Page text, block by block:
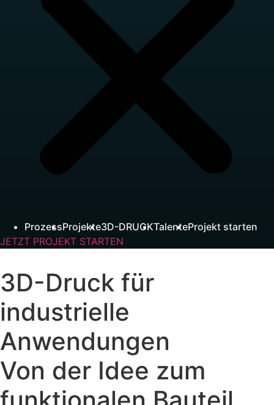
ProzessProjekte3D-DRUCKTalenteProjekt starten
JETZT PROJEKT STARTEN
3D-Druck für
industrielle
Anwendungen
Von der Idee zum